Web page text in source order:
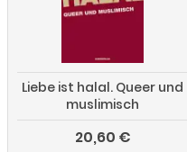
Liebe ist halal. Queer und
muslimisch
20,60 €